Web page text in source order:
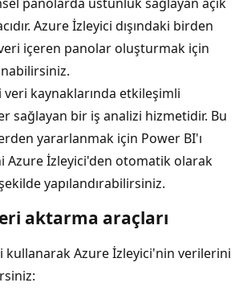
Azure İzleyici dışındaki birden
içeren panolar oluşturmak için
veri kaynaklarında etkileşimli
sağlayan bir iş analizi hizmetidir. Bu
yararlanmak için Power BI'ı
Azure İzleyici'den otomatik olarak
yapılandırabilirsiniz.
aktarma araçları
kullanarak Azure İzleyici'nin verilerini